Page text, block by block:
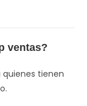
ventas?
tienen